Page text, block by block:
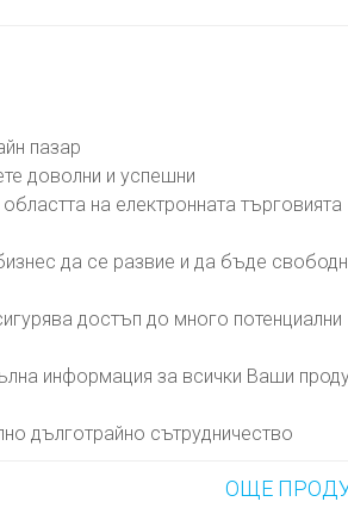
пазар
доволни и успешни
на електронната търговията
да се развие и да бъде
достъп до много потенциални
информация за всички Ваши
дълготрайно сътрудничество
ОЩЕ